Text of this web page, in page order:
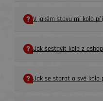
V jakém stavu mi kolo
Jak sestavit kolo z
Jak se starat o své kolo